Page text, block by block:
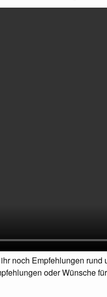
noch Empfehlungen rund
oder Wünsche